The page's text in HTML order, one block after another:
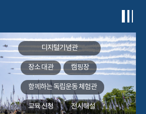
디지털기념관
장소 대관 캠핑장
함께하는독립운동 체험관
교육 신청 전시해설